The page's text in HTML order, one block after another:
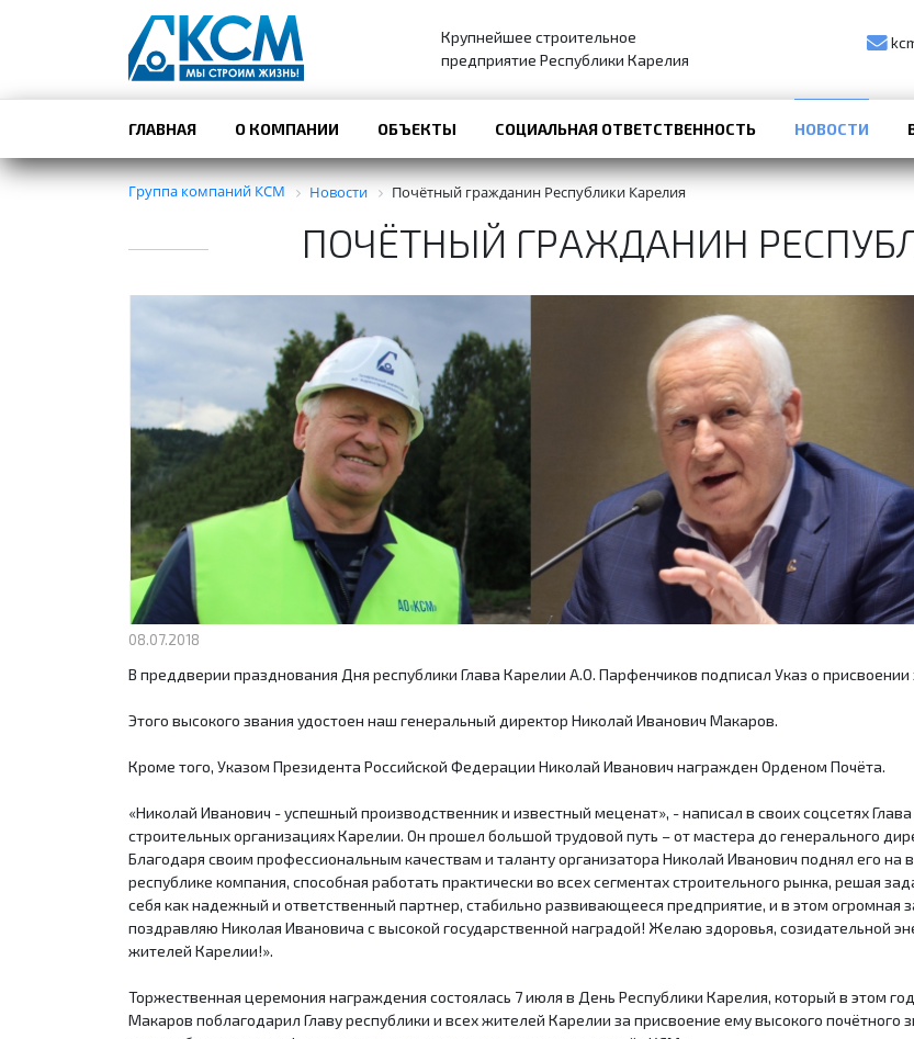
Крупнейшее строительное
предприятие Республики Карелия
ГЛАВНАЯ О КОМПАНИИ ОБЪЕКТЫ СОЦИАЛЬНАЯ ОТВЕТСТВЕННОСТЬ НОВОСТИ
Группа компаний КСМ Новости Почётный гражданин Республики Карелия
ПОЧЁТНЫЙ ГРАЖДАНИН
08.07.2018
В преддверии празднования Дня республики Глава Карелии А.О. Парфенчиков подписал Указ о
Этого высокого звания удостоен наш генеральный директор Николай Иванович Макаров.
Кроме того, Указом Президента Российской Федерации Николай Иванович награжден Орденом Почёта.
«Николай Иванович - успешный производственник и известный меценат», - написал в своих соцсетях
строительных организациях Карелии. Он прошел большой трудовой путь – от мастера до генерального
Благодаря своим профессиональным качествам и таланту организатора Николай Иванович поднял его
республике компания, способная работать практически во всех сегментах строительного рынка, решая
себя как надежный и ответственный партнер, стабильно развивающееся предприятие, и в этом огромная
поздравляю Николая Ивановича с высокой государственной наградой! Желаю здоровья, созидательной
жителей Карелии!».
Торжественная церемония награждения состоялась 7 июля в День Республики Карелия, который в этом
Макаров поблагодарил Главу республики и всех жителей Карелии за присвоение ему высокого почётного